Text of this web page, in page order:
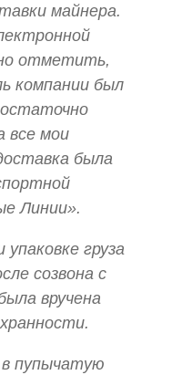
майнера.
отметить,
компании был
все мои
была
Линии».
груза
созвона с
вручена
в пупычатую